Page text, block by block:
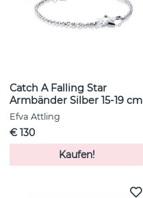
Catch A Falling Star
Armbänder Silber 15-19 cm
Efva Attling
€ 130
Kaufen!